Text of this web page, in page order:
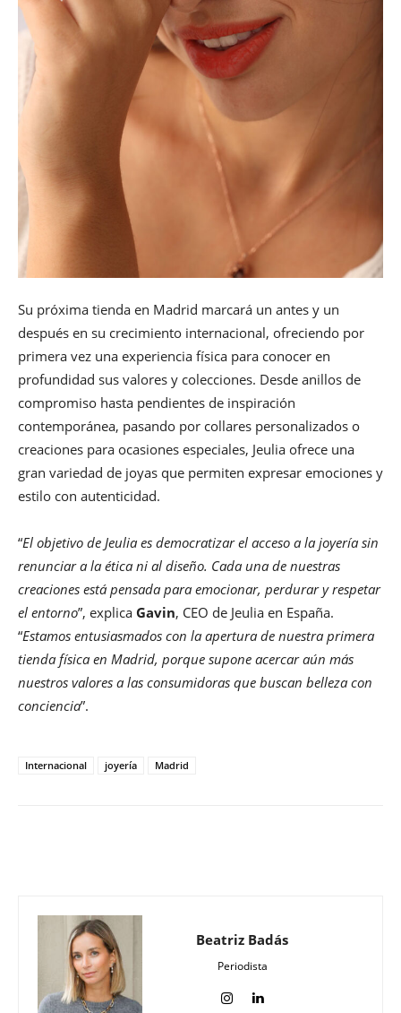
Su próxima tienda en Madrid marcará un antes y un
después en su crecimiento internacional, ofreciendo por
primera vez una experiencia física para conocer en
profundidad sus valores y colecciones. Desde anillos de
compromiso hasta pendientes de inspiración
contemporánea, pasando por collares personalizados o
creaciones para ocasiones especiales, Jeulia ofrece una
gran variedad de joyas que permiten expresar emociones y
estilo con autenticidad.
“El objetivo de Jeulia es democratizar el acceso a la joyería sin
renunciar a la ética ni al diseño. Cada una de nuestras
creaciones está pensada para emocionar, perdurar y respetar
el entorno”, explica Gavin, CEO de Jeulia en España.
“Estamos entusiasmados con la apertura de nuestra primera
tienda física en Madrid, porque supone acercar aún más
nuestros valores a las consumidoras que buscan belleza con
conciencia”.
Internacional joyería Madrid
Beatriz Badás
Periodista